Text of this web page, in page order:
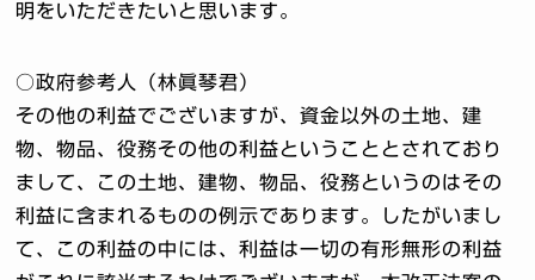
明をいただきたいと思います。
○政府参考人（林眞琴君）
その他の利益でございますが、資金以外の土地、建
物、物品、役務その他の利益ということとされており
まして、この土地、建物、物品、役務というのはその
利益に含まれるものの例示であります。したがいまし
て、この利益の中には、利益は一切の有形無形の利益